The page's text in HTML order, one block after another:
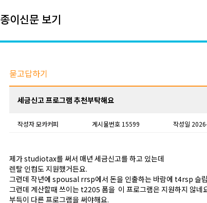
종이신문 보기
묻고답하기
세금신고 프로그램 추천부탁해요
작성자모카커피 게시물번호 15599 작성일
제가 studiotax를 써서 매년 세금신고를 하고 있는데
렌탈 인컴도 지원했거든요.
그런데 작년에 spousal rrsp에서 돈을 인출하는 바람에 t4rsp 슬
그런데 계산할때 쓰이는 t2205 폼을 이 프로그램은 지원하지 않네
부득이 다른 프로그램을 써야해요.